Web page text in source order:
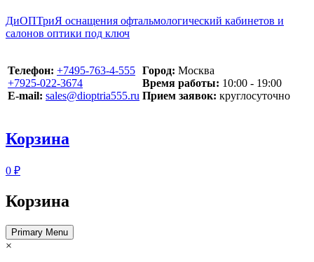
ДиОПТриЯ оснащения офтальмологический кабинетов и
салонов оптики под ключ
Телефон: ‪+7495-763-4-555‬
‪+7925-022-3674‬
E-mail: sales@dioptria555.ru
Город: Москва
Время работы: 10:00 - 19:00
Прием заявок: круглосуточно
Корзина
0 ₽
Корзина
Primary Menu
×